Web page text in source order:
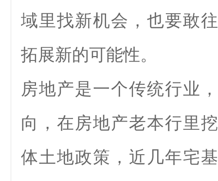
域里找新机会，也要敢
拓展新的可能性。
房地产是一个传统行业
向，在房地产老本行里
体土地政策，近几年宅